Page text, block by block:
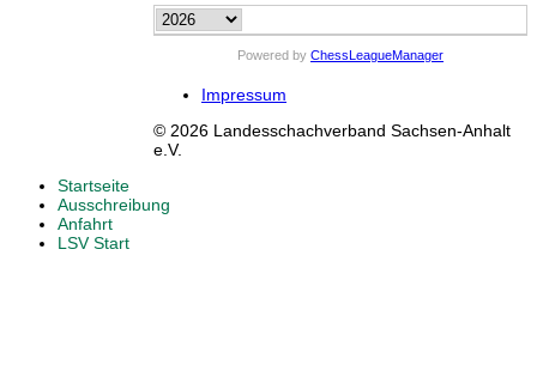
Powered by ChessLeagueManager
Impressum
© 2026 Landesschachverband Sachsen-Anhalt
e.V.
Startseite
Ausschreibung
Anfahrt
LSV Start